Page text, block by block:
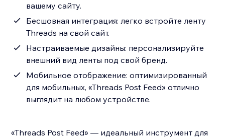
вашему сайту.
Бесшовная интеграция: легко встройте ленту
Threads на свой сайт.
Настраиваемые дизайны: персонализируйте
внешний вид ленты под свой бренд.
Мобильное отображение: оптимизированный
для мобильных, «Threads Post Feed» отлично
выглядит на любом устройстве.
«Threads Post Feed» — идеальный инструмент для